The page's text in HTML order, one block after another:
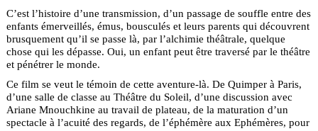
C’est l’histoire d’une transmission, d’un passage de souffle entre des
enfants émerveillés, émus, bousculés et leurs parents qui découvrent
brusquement qu’il se passe là, par l’alchimie théâtrale, quelque
chose qui les dépasse. Oui, un enfant peut être traversé par le théâtre
et pénétrer le monde.
Ce film se veut le témoin de cette aventure-là. De Quimper à Paris,
d’une salle de classe au Théâtre du Soleil, d’une discussion avec
Ariane Mnouchkine au travail de plateau, de la maturation d’un
spectacle à l’acuité des regards, de l’éphémère aux Ephémères, pour